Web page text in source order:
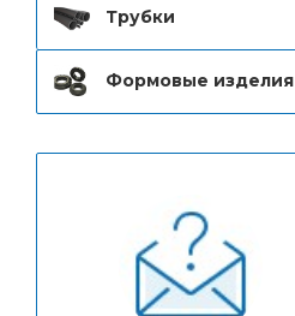
Трубки
Формовые изделия